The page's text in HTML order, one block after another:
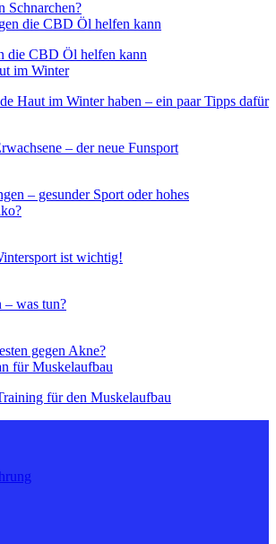
Schnarchen?
die CBD Öl helfen kann
Haut im Winter haben – ein paar Tipps dafür
– der neue Funsport
– gesunder Sport oder hohes
ist wichtig!
– was tun?
gegen Akne?
für den Muskelaufbau